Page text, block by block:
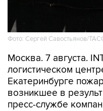
Фото: Сергей Савостьянов/
Москва. 7 августа.
логистическом
Екатеринбурге
возникшее в
пресс-службе